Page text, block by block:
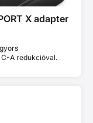
X adapter
A redukcióval.